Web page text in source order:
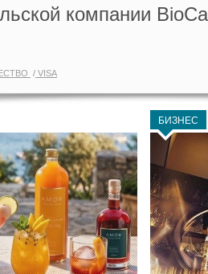
компании
VISA
БИЗНЕС